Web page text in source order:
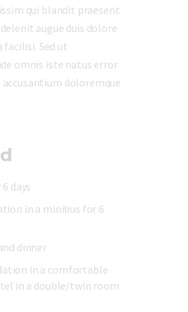
qui blandit praesent
augue duis dolore
Sed ut
omnis iste natus error
doloremque
days
in a minibus for 6
dinner
in a comfortable
in a double/twin room